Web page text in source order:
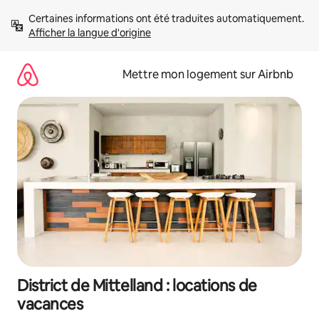
directement
Afficher la langue d'origine
Mettre mon logement sur Airbnb
District de Mittelland : locations de
vacances